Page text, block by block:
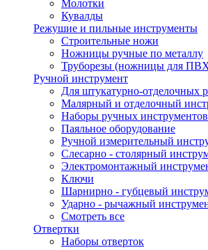
Молотки
Кувалды
Режушие и пильные инструменты
Строительные ножи
Ножницы ручные по металлу
Труборезы (ножницы для
Ручной инструмент
Для штукатурно-отделочных
Малярный и отделочный
Наборы ручных инструментов
Паяльное оборудование
Ручной измерительный
Слесарно - столярный
Электромонтажный
Ключи
Шарнирно - губцевый
Ударно - рычажный
Смотреть все
Отвертки
Наборы отверток